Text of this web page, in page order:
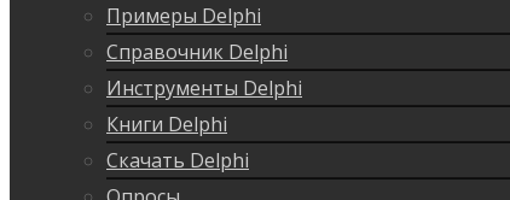
Примеры Delphi
Справочник Delphi
Инструменты Delphi
Книги Delphi
Скачать Delphi